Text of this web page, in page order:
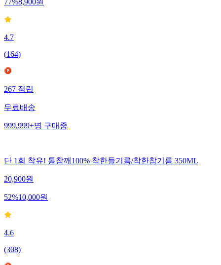
77%8,900원
4.7
(164)
267 적립
무료배송
999,999+명 구매중
단 1회 착유! 통참깨100% 착한들기름/착한참기름 350ML
20,900원
52%10,000원
4.6
(308)